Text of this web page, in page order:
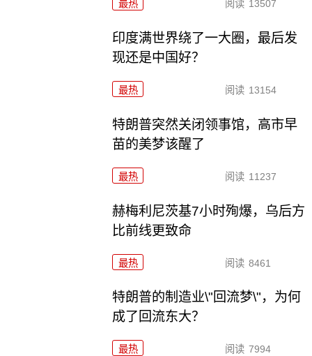
最热 阅读 13507
印度满世界绕了一大圈，最后发
现还是中国好？
最热 阅读 13154
特朗普突然关闭领事馆，高市早
苗的美梦该醒了
最热 阅读 11237
赫梅利尼茨基7小时殉爆，乌后方
比前线更致命
最热 阅读 8461
特朗普的制造业\"回流梦\"，为何
成了回流东大？
最热 阅读 7994